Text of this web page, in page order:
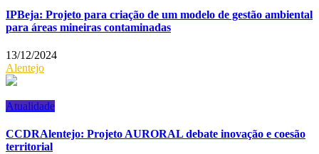
IPBeja: Projeto para criação de um modelo de gestão ambiental
para áreas mineiras contaminadas
13/12/2024
Alentejo
Atualidade
CCDRAlentejo: Projeto AURORAL debate inovação e coesão
territorial